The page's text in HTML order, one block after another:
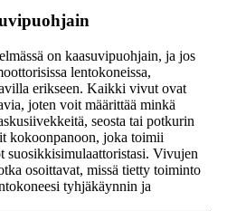
on kaasuvipuohjain, ja jos
lentokoneissa,
erikseen. Kaikki vivut ovat
joten voit määrittää minkä
seosta tai potkurin
kokoonpanoon, joka toimii
suosikkisimulaattoristasi. Vivujen
osoittavat, missä tietty toiminto
tyhjäkäynnin ja